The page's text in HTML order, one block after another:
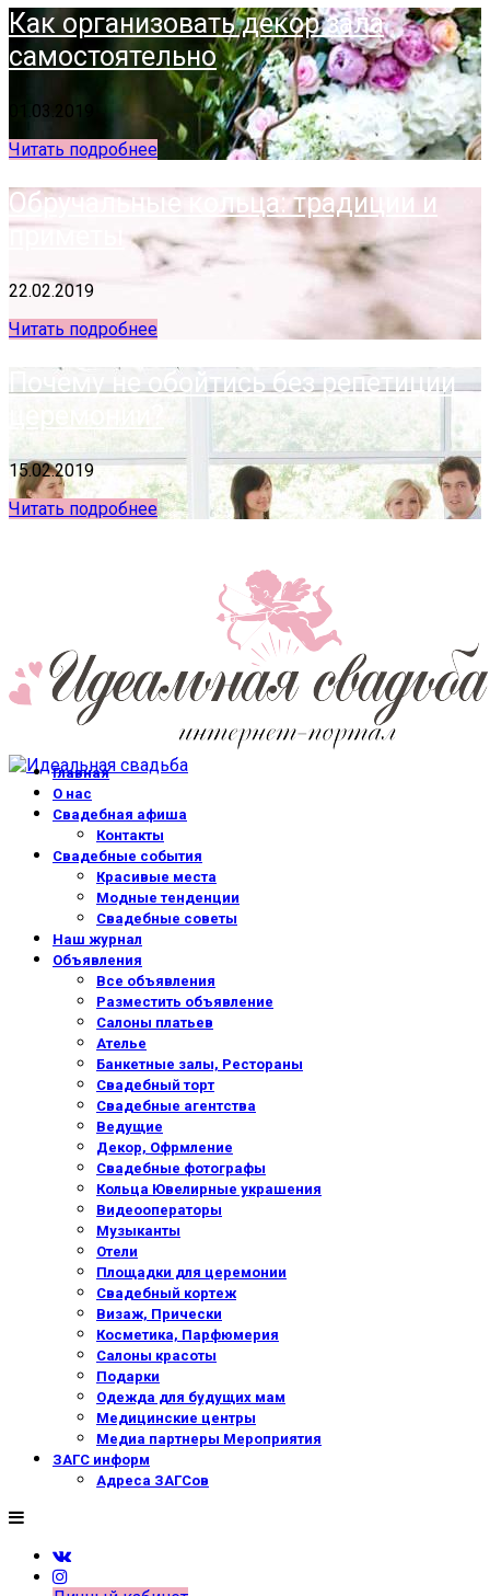
Как организовать декор зала
самостоятельно
01.03.2019
Читать подробнее
Обручальные кольца: традиции и
приметы
22.02.2019
Читать подробнее
Почему не обойтись без репетиции
церемонии?
15.02.2019
Читать подробнее
Главная
О нас
Свадебная афиша
Контакты
Свадебные события
Красивые места
Модные тенденции
Свадебные советы
Наш журнал
Объявления
Все объявления
Разместить объявление
Салоны платьев
Ателье
Банкетные залы, Рестораны
Свадебный торт
Свадебные агентства
Ведущие
Декор, Офрмление
Свадебные фотографы
Кольца Ювелирные украшения
Видеооператоры
Музыканты
Отели
Площадки для церемонии
Свадебный кортеж
Визаж, Прически
Косметика, Парфюмерия
Салоны красоты
Подарки
Одежда для будущих мам
Медицинские центры
Медиа партнеры Мероприятия
ЗАГС информ
Адреса ЗАГСов